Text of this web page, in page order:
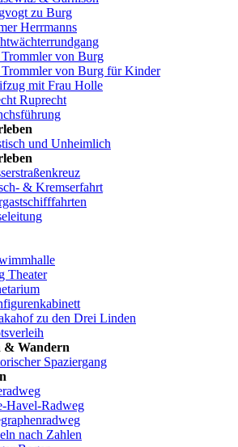
zu Burg
Herrmanns
von Burg
von Burg für Kinder
mit Frau Holle
Ruprecht
und Unheimlich
& Kremserfahrt
Theater
zu den Drei Linden
& Wandern
Spaziergang
Havel-Radweg
nach Zahlen